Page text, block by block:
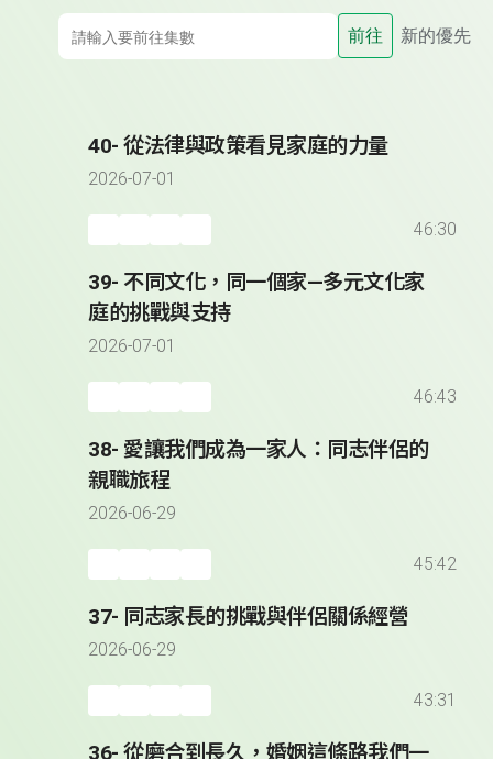
前往 新的優先
40- 從法律與政策看見家庭的力量
2026-07-01
46:30
39- 不同文化，同一個家—多元文化家
庭的挑戰與支持
2026-07-01
46:43
38- 愛讓我們成為一家人：同志伴侶的
親職旅程
2026-06-29
45:42
37- 同志家長的挑戰與伴侶關係經營
2026-06-29
43:31
36- 從磨合到長久，婚姻這條路我們一